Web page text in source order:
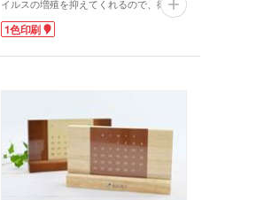
イルスの増殖を抑えてくれるので、衛生的
に使えて安心です。OPP袋入りでファイル
に直接触れずに配布できます。A4サイズ
ち運ぶ際に紙が折れてしまう心配がありま
れできます。表紙に大きくロゴや企業名を
印刷すれば、貰った人の印象にも残りやす
くなりますよ。内面や内ポケット部分にさ
りげなく名入れするのもオシャレですね。
展示会や講演会などのイベントをはじめ、
薬局やクリニックの内覧会のノベルティに
1色印刷